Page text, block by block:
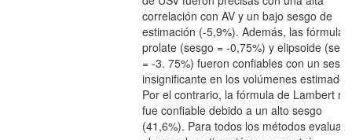
correlación con AV y un bajo sesgo de
estimación (-5,9%). Además, las fórmulas
prolate (sesgo = -0,75%) y elipsoide
= -3. 75%) fueron confiables con un sesgo
insignificante en los volúmenes
Por el contrario, la fórmula de Lambert no
fue confiable debido a un alto sesgo
(41,6%). Para todos los métodos